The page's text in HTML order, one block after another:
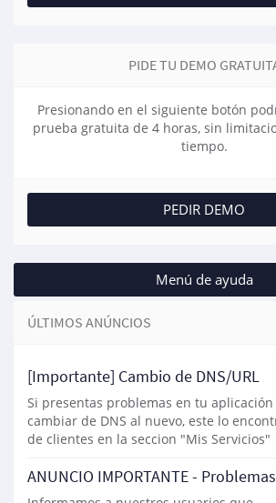
PIDE TU DEMO
Presionando en el siguiente botón
prueba gratuita de 4 horas, sin
tiempo.
PEDIR DEMO
Menú de ayuda
ÚLTIMOS ANÚNCIOS
[Importante] Cambio de DNS/URL
Si presentas problemas en tu
cambiar de DNS al nuevo, este lo
de clientes en la seccion "Mis Servicios"
ANUNCIO IMPORTANTE -